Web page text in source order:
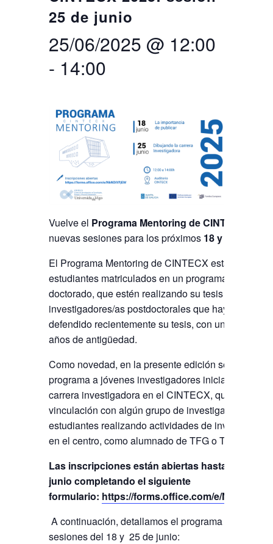
Search
BuscarBUSCAR
Twitter
25 de junio
25/06/2025 @ 12:00
- 14:00
Vuelve el Programa Mentoring de CINTECX
nuevas sesiones para los próximos 18 y 25 de
El Programa Mentoring de CINTECX está dirigido a
estudiantes matriculados en un programa de
doctorado, que estén realizando su tesis en el
investigadores/as postdoctorales que hayan
defendido recientemente su tesis, con un máximo
años de antigüedad.
Como novedad, en la presente edición se abrirá el
programa a jóvenes investigadores iniciando su
carrera investigadora en el CINTECX, que tengan
vinculación con algún grupo de investigación y a
estudiantes realizando actividades de investigación
en el centro, como alumnado de TFG o TFM.
Las inscripciones están abiertas hasta el 12 de
junio completando el siguiente
formulario: https://forms.office.com/e/
A continuación, detallamos el programa para las
sesiones del 18 y 25 de junio: